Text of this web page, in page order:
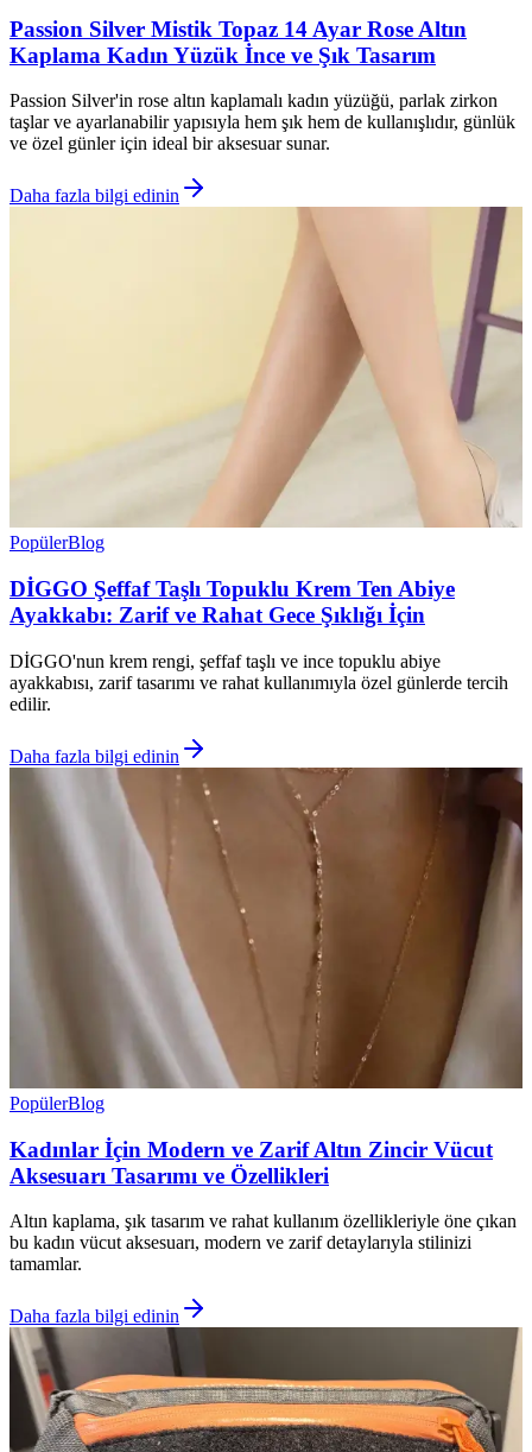
Passion Silver Mistik Topaz 14 Ayar Rose Altın
Kaplama Kadın Yüzük İnce ve Şık Tasarım
Passion Silver'in rose altın kaplamalı kadın yüzüğü, parlak zirkon
taşlar ve ayarlanabilir yapısıyla hem şık hem de kullanışlıdır, günlük
ve özel günler için ideal bir aksesuar sunar.
Daha fazla bilgi edinin
PopülerBlog
DİGGO Şeffaf Taşlı Topuklu Krem Ten Abiye
Ayakkabı: Zarif ve Rahat Gece Şıklığı İçin
DİGGO'nun krem rengi, şeffaf taşlı ve ince topuklu abiye
ayakkabısı, zarif tasarımı ve rahat kullanımıyla özel günlerde tercih
edilir.
Daha fazla bilgi edinin
PopülerBlog
Kadınlar İçin Modern ve Zarif Altın Zincir Vücut
Aksesuarı Tasarımı ve Özellikleri
Altın kaplama, şık tasarım ve rahat kullanım özellikleriyle öne çıkan
bu kadın vücut aksesuarı, modern ve zarif detaylarıyla stilinizi
tamamlar.
Daha fazla bilgi edinin